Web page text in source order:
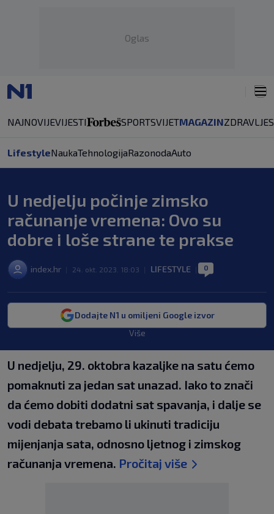
Oglas
NAJNOVIJEVIJESTI SPORTSVIJETMAGAZINZDRAVLJE
LifestyleNaukaTehnologijaRazonodaAuto
U nedjelju počinje zimsko
računanje vremena: Ovo su
dobre i loše strane te prakse
index.hr 24. okt. 2023. 18:03 LIFESTYLE 0
Dodajte N1 u omiljeni Google izvor
Više
U nedjelju, 29. oktobra kazaljke na satu ćemo
pomaknuti za jedan sat unazad. Iako to znači
da ćemo dobiti dodatni sat spavanja, i dalje se
vodi debata trebamo li ukinuti tradiciju
mijenjanja sata, odnosno ljetnog i zimskog
računanja vremena. Pročitaj više